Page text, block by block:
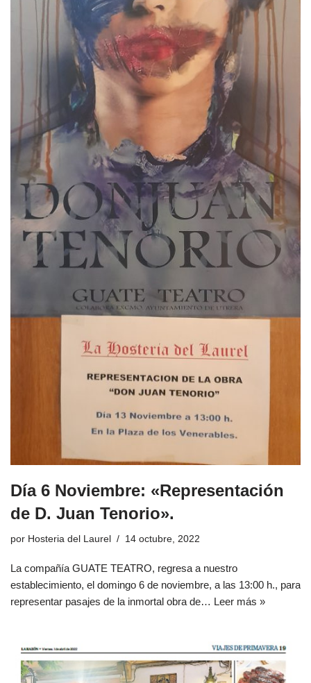
Día 6 Noviembre: «Representación
de D. Juan Tenorio».
por Hosteria del Laurel 14 octubre, 2022
La compañía GUATE TEATRO, regresa a nuestro
establecimiento, el domingo 6 de noviembre, a las 13:00 h., para
representar pasajes de la inmortal obra de… Leer más »